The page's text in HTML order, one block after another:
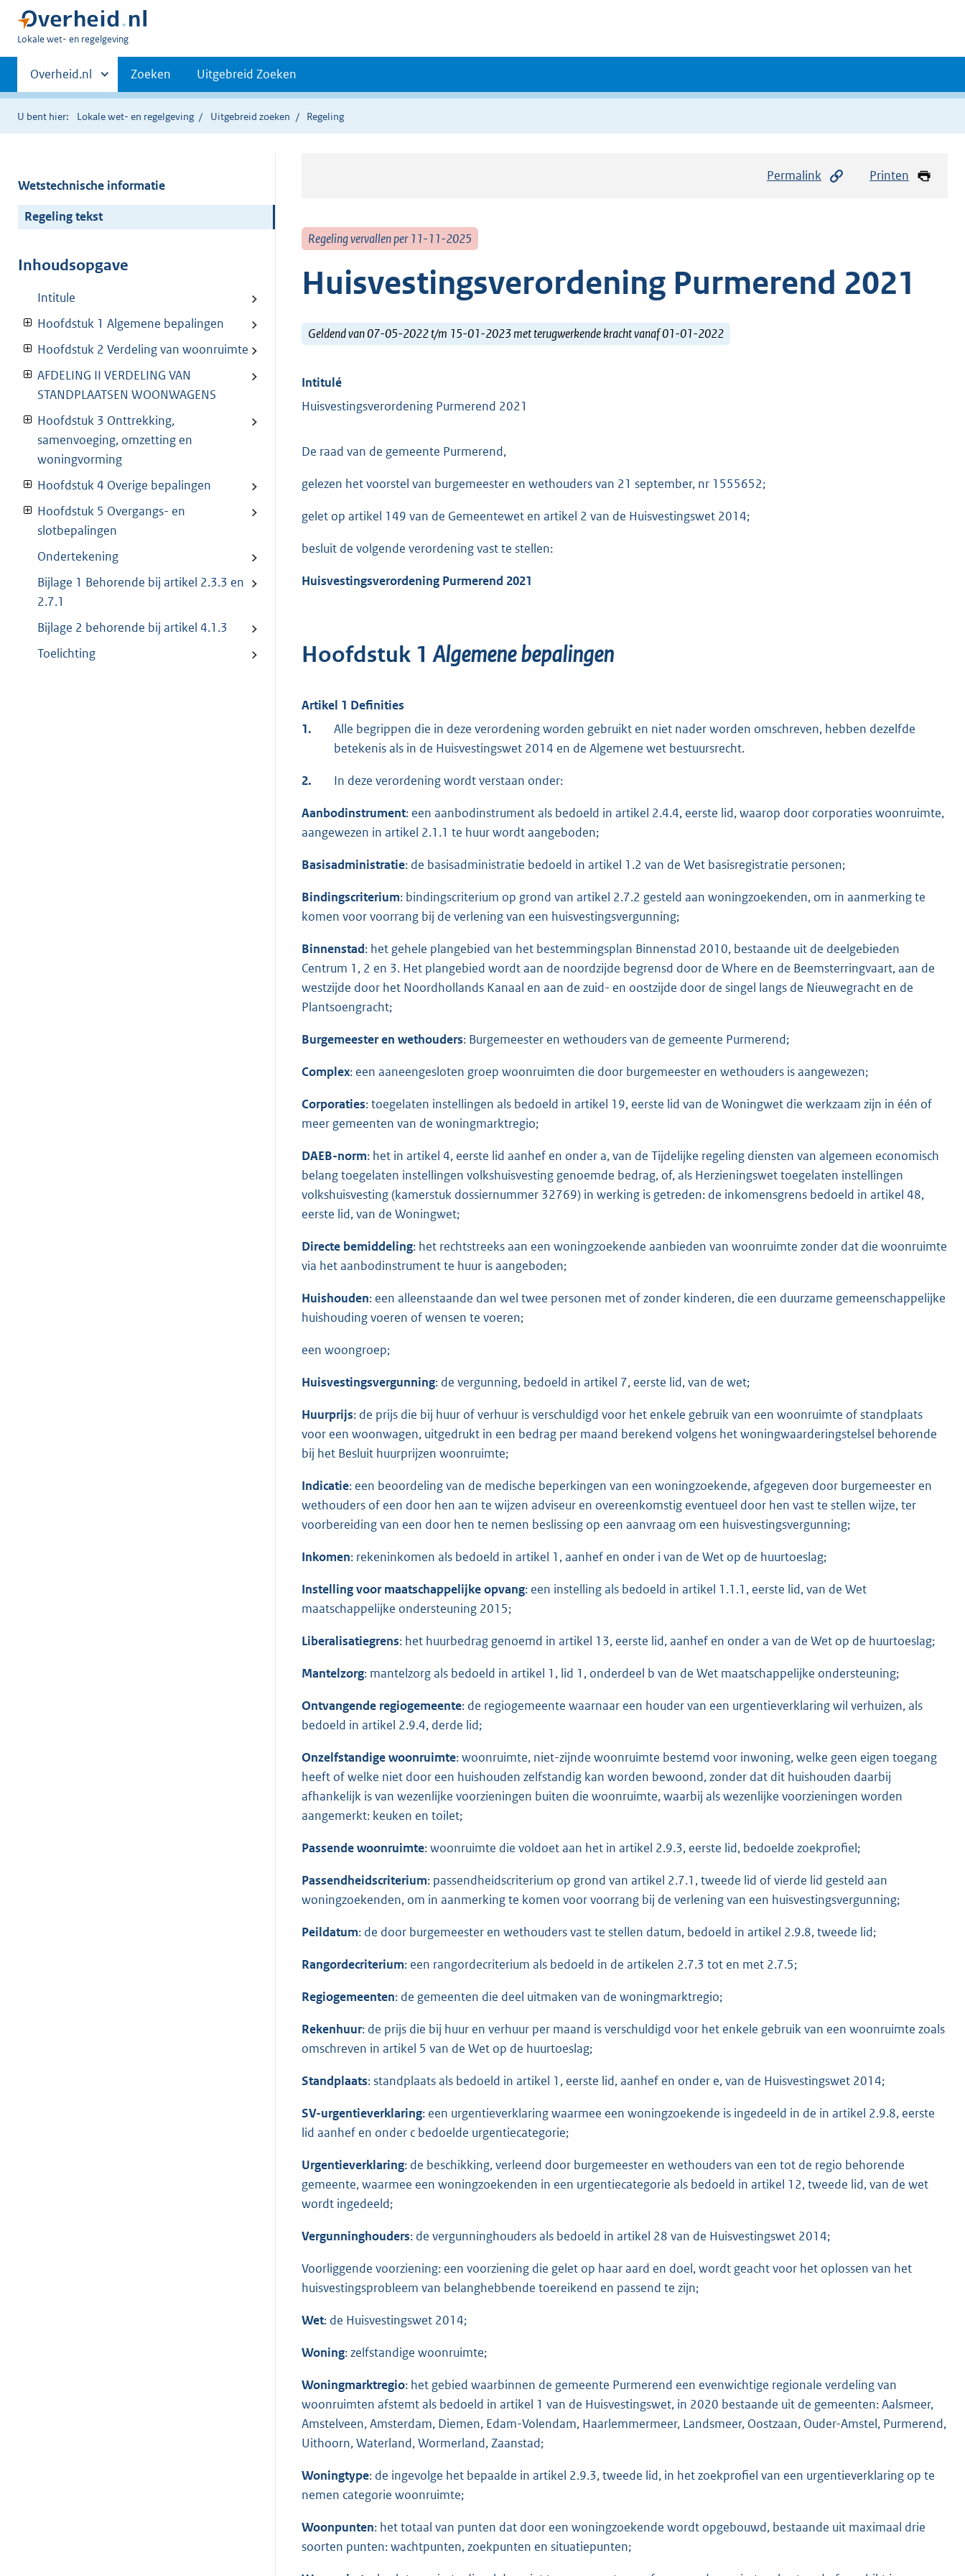
U
hier:
Lokale wet- en regelgeving
Primaire
navigatie
Andere
sites
binnen
Overheid.nl Zoeken Uitgebreid Zoeken
U bent hier: Lokale wet- en regelgeving Uitgebreid zoeken Regeling
Wetstechnische informatie
Regeling tekst
Inhoudsopgave
Intitule
Hoofdstuk 1 Algemene bepalingen
Hoofdstuk 2 Verdeling van woonruimte
AFDELING II VERDELING VAN
STANDPLAATSEN WOONWAGENS
Hoofdstuk 3 Onttrekking,
samenvoeging, omzetting en
woningvorming
Hoofdstuk 4 Overige bepalingen
Hoofdstuk 5 Overgangs- en
slotbepalingen
Ondertekening
Bijlage 1 Behorende bij artikel 2.3.3 en
2.7.1
Bijlage 2 behorende bij artikel 4.1.3
Toelichting
Permalink Printen
Regeling vervallen per 11-11-2025
Huisvestingsverordening Purmerend 2021
Geldend van 07-05-2022 t/m 15-01-2023 met terugwerkende kracht vanaf 01-01-2022
Intitulé
Huisvestingsverordening Purmerend 2021
De raad van de gemeente Purmerend,
gelezen het voorstel van burgemeester en wethouders van 21 september, nr 1555652;
gelet op artikel 149 van de Gemeentewet en artikel 2 van de Huisvestingswet 2014;
besluit de volgende verordening vast te stellen:
Huisvestingsverordening Purmerend 2021
Hoofdstuk 1Algemene bepalingen
Artikel 1 Definities
1.
Alle begrippen die in deze verordening worden gebruikt en niet nader worden omschreven, hebben dezelfde
betekenis als in de Huisvestingswet 2014 en de Algemene wet bestuursrecht.
2. In deze verordening wordt verstaan onder:
Aanbodinstrument: een aanbodinstrument als bedoeld in artikel 2.4.4, eerste lid, waarop door corporaties woonruimte,
aangewezen in artikel 2.1.1 te huur wordt aangeboden;
Basisadministratie: de basisadministratie bedoeld in artikel 1.2 van de Wet basisregistratie personen;
Bindingscriterium: bindingscriterium op grond van artikel 2.7.2 gesteld aan woningzoekenden, om in aanmerking te
komen voor voorrang bij de verlening van een huisvestingsvergunning;
Binnenstad: het gehele plangebied van het bestemmingsplan Binnenstad 2010, bestaande uit de deelgebieden
Centrum 1, 2 en 3. Het plangebied wordt aan de noordzijde begrensd door de Where en de Beemsterringvaart, aan de
westzijde door het Noordhollands Kanaal en aan de zuid- en oostzijde door de singel langs de Nieuwegracht en de
Plantsoengracht;
Burgemeester en wethouders: Burgemeester en wethouders van de gemeente Purmerend;
Complex: een aaneengesloten groep woonruimten die door burgemeester en wethouders is aangewezen;
Corporaties: toegelaten instellingen als bedoeld in artikel 19, eerste lid van de Woningwet die werkzaam zijn in één of
meer gemeenten van de woningmarktregio;
DAEB-norm: het in artikel 4, eerste lid aanhef en onder a, van de Tijdelijke regeling diensten van algemeen economisch
belang toegelaten instellingen volkshuisvesting genoemde bedrag, of, als Herzieningswet toegelaten instellingen
volkshuisvesting (kamerstuk dossiernummer 32769) in werking is getreden: de inkomensgrens bedoeld in artikel 48,
eerste lid, van de Woningwet;
Directe bemiddeling: het rechtstreeks aan een woningzoekende aanbieden van woonruimte zonder dat die woonruimte
via het aanbodinstrument te huur is aangeboden;
Huishouden: een alleenstaande dan wel twee personen met of zonder kinderen, die een duurzame gemeenschappelijke
huishouding voeren of wensen te voeren;
een woongroep;
Huisvestingsvergunning: de vergunning, bedoeld in artikel 7, eerste lid, van de wet;
Huurprijs: de prijs die bij huur of verhuur is verschuldigd voor het enkele gebruik van een woonruimte of standplaats
voor een woonwagen, uitgedrukt in een bedrag per maand berekend volgens het woningwaarderingstelsel behorende
bij het Besluit huurprijzen woonruimte;
Indicatie: een beoordeling van de medische beperkingen van een woningzoekende, afgegeven door burgemeester en
wethouders of een door hen aan te wijzen adviseur en overeenkomstig eventueel door hen vast te stellen wijze, ter
voorbereiding van een door hen te nemen beslissing op een aanvraag om een huisvestingsvergunning;
Inkomen: rekeninkomen als bedoeld in artikel 1, aanhef en onder i van de Wet op de huurtoeslag;
Instelling voor maatschappelijke opvang: een instelling als bedoeld in artikel 1.1.1, eerste lid, van de Wet
maatschappelijke ondersteuning 2015;
Liberalisatiegrens: het huurbedrag genoemd in artikel 13, eerste lid, aanhef en onder a van de Wet op de huurtoeslag;
Mantelzorg: mantelzorg als bedoeld in artikel 1, lid 1, onderdeel b van de Wet maatschappelijke ondersteuning;
Ontvangende regiogemeente: de regiogemeente waarnaar een houder van een urgentieverklaring wil verhuizen, als
bedoeld in artikel 2.9.4, derde lid;
Onzelfstandige woonruimte: woonruimte, niet-zijnde woonruimte bestemd voor inwoning, welke geen eigen toegang
heeft of welke niet door een huishouden zelfstandig kan worden bewoond, zonder dat dit huishouden daarbij
afhankelijk is van wezenlijke voorzieningen buiten die woonruimte, waarbij als wezenlijke voorzieningen worden
aangemerkt: keuken en toilet;
Passende woonruimte: woonruimte die voldoet aan het in artikel 2.9.3, eerste lid, bedoelde zoekprofiel;
Passendheidscriterium: passendheidscriterium op grond van artikel 2.7.1, tweede lid of vierde lid gesteld aan
woningzoekenden, om in aanmerking te komen voor voorrang bij de verlening van een huisvestingsvergunning;
Peildatum: de door burgemeester en wethouders vast te stellen datum, bedoeld in artikel 2.9.8, tweede lid;
Rangordecriterium: een rangordecriterium als bedoeld in de artikelen 2.7.3 tot en met 2.7.5;
Regiogemeenten: de gemeenten die deel uitmaken van de woningmarktregio;
Rekenhuur: de prijs die bij huur en verhuur per maand is verschuldigd voor het enkele gebruik van een woonruimte zoals
omschreven in artikel 5 van de Wet op de huurtoeslag;
Standplaats: standplaats als bedoeld in artikel 1, eerste lid, aanhef en onder e, van de Huisvestingswet 2014;
SV-urgentieverklaring: een urgentieverklaring waarmee een woningzoekende is ingedeeld in de in artikel 2.9.8, eerste
lid aanhef en onder c bedoelde urgentiecategorie;
Urgentieverklaring: de beschikking, verleend door burgemeester en wethouders van een tot de regio behorende
gemeente, waarmee een woningzoekenden in een urgentiecategorie als bedoeld in artikel 12, tweede lid, van de wet
wordt ingedeeld;
Vergunninghouders: de vergunninghouders als bedoeld in artikel 28 van de Huisvestingswet 2014;
Voorliggende voorziening: een voorziening die gelet op haar aard en doel, wordt geacht voor het oplossen van het
huisvestingsprobleem van belanghebbende toereikend en passend te zijn;
Wet: de Huisvestingswet 2014;
Woning: zelfstandige woonruimte;
Woningmarktregio: het gebied waarbinnen de gemeente Purmerend een evenwichtige regionale verdeling van
woonruimten afstemt als bedoeld in artikel 1 van de Huisvestingswet, in 2020 bestaande uit de gemeenten: Aalsmeer,
Amstelveen, Amsterdam, Diemen, Edam-Volendam, Haarlemmermeer, Landsmeer, Oostzaan, Ouder-Amstel, Purmerend,
Uithoorn, Waterland, Wormerland, Zaanstad;
Woningtype: de ingevolge het bepaalde in artikel 2.9.3, tweede lid, in het zoekprofiel van een urgentieverklaring op te
nemen categorie woonruimte;
Woonpunten: het totaal van punten dat door een woningzoekende wordt opgebouwd, bestaande uit maximaal drie
soorten punten: wachtpunten, zoekpunten en situatiepunten;